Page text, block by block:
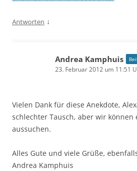
Antworten ↓
Andrea Kamphuis
23. Februar 2012 um 11:51
Vielen Dank für diese Anekdote,
schlechter Tausch, aber wir können
aussuchen.
Alles Gute und viele Grüße,
Andrea Kamphuis